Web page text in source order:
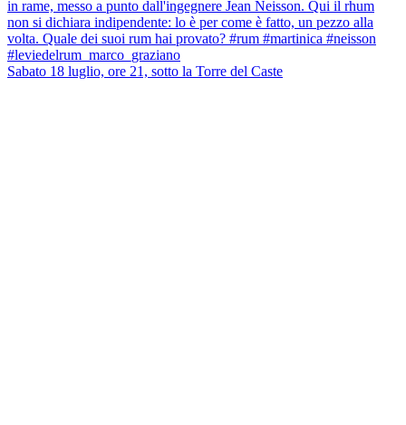
Sabato 18 luglio, ore 21, sotto la Torre del Caste